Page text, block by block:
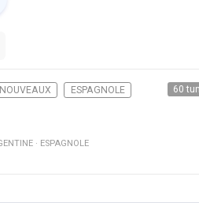
NOUVEAUX
ESPAGNOLE
60
· ESPAGNOLE